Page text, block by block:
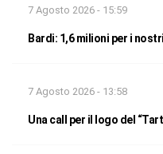
7 Agosto 2026 - 15:59
Bardi: 1,6 milioni per i
7 Agosto 2026 - 13:58
Una call per il logo del